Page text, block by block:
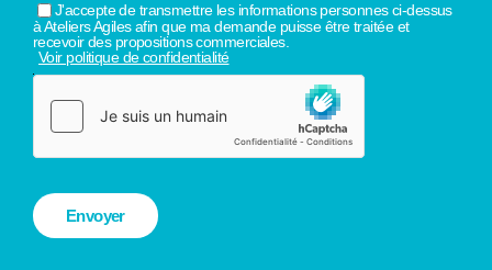
J'accepte de transmettre les informations personnes ci-dessus
à Ateliers Agiles afin que ma demande puisse être traitée et
recevoir des propositions commerciales.
Voir politique de confidentialité